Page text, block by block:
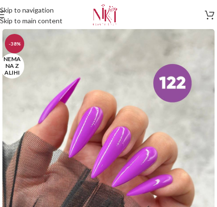
Skip to navigation
Skip to main content
-38%
NEMA
NA Z
ALIHI